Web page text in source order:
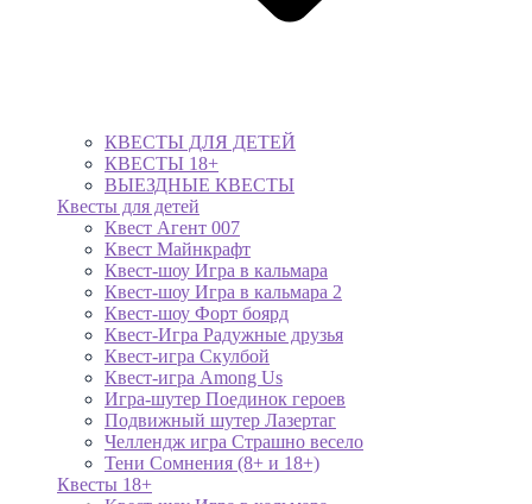
КВЕСТЫ ДЛЯ ДЕТЕЙ
КВЕСТЫ 18+
ВЫЕЗДНЫЕ КВЕСТЫ
Квесты для детей
Квест Агент 007
Квест Майнкрафт
Квест-шоу Игра в кальмара
Квест-шоу Игра в кальмара 2
Квест-шоу Форт боярд
Квест-Игра Радужные друзья
Квест-игра Скулбой
Квест-игра Among Us
Игра-шутер Поединок героев
Подвижный шутер Лазертаг
Челлендж игра Страшно весело
Тени Сомнения (8+ и 18+)
Квесты 18+